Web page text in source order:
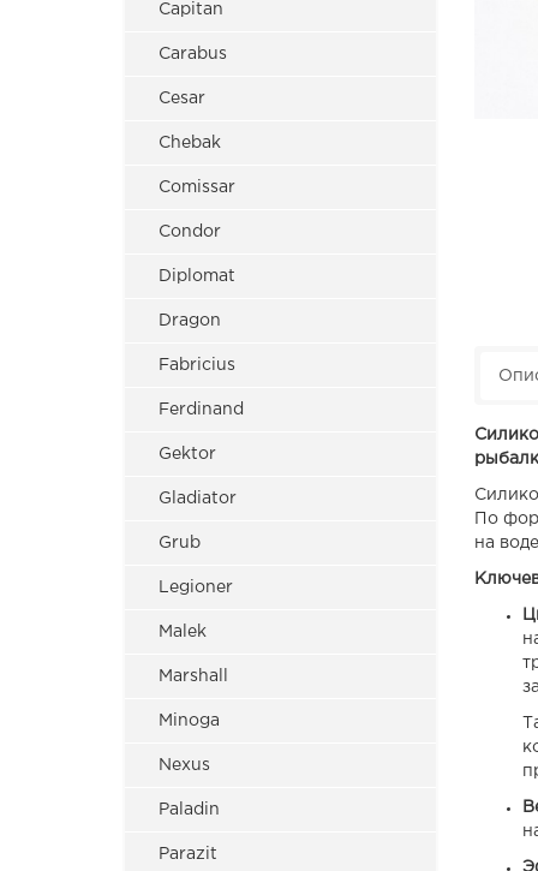
Capitan
Carabus
Cesar
Chebak
Comissar
Condor
Diplomat
Dragon
Fabricius
Ferdinand
Gektor
Gladiator
Grub
Legioner
Malek
Marshall
Minoga
Nexus
Paladin
Parazit
По
на